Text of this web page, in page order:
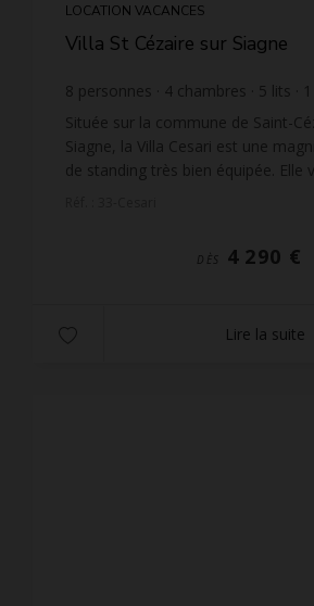
LOCATION VACANCES
Villa St Cézaire sur Siagne
8 personnes 4 chambres 5 lits 1
1
salle de bain
Située sur la commune de Saint-
Siagne, la Villa Cesari est une
de standing très bien équipée. Elle
DÈS 4 290 €
Lire la suite